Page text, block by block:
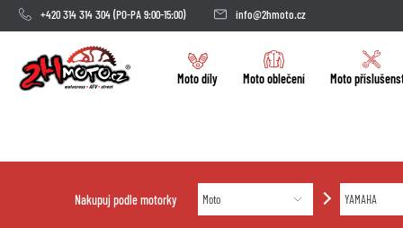
+420 314 314 304(PO-PA 9:00-15:00) info@2hmoto.cz
Moto díly Moto oblečení Moto
Nakupuj podle motorky